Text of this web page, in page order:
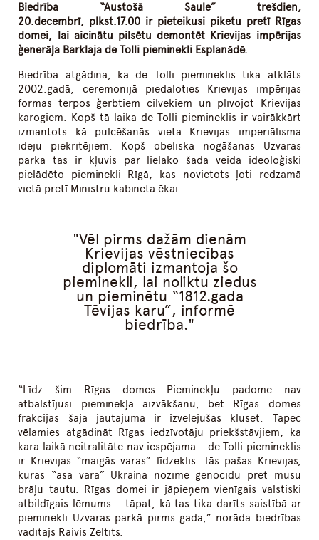
Biedrība “Austošā Saule” trešdien,
20.decembrī, plkst.17.00 ir pieteikusi piketu pretī Rīgas
domei, lai aicinātu pilsētu demontēt Krievijas impērijas
ģenerāļa Barklaja de Tolli pieminekli Esplanādē.
Biedrība atgādina, ka de Tolli piemineklis tika atklāts
2002.gadā, ceremonijā piedaloties Krievijas impērijas
formas tērpos ģērbtiem cilvēkiem un plīvojot Krievijas
karogiem. Kopš tā laika de Tolli piemineklis ir vairākkārt
izmantots kā pulcēšanās vieta Krievijas imperiālisma
ideju piekritējiem. Kopš obeliska nogāšanas Uzvaras
parkā tas ir kļuvis par lielāko šāda veida ideoloģiski
pielādēto pieminekli Rīgā, kas novietots ļoti redzamā
vietā pretī Ministru kabineta ēkai.
Vēl pirms dažām dienām
Krievijas vēstniecības
diplomāti izmantoja šo
pieminekli, lai noliktu ziedus
un pieminētu “1812.gada
Tēvijas karu”, informē
biedrība.
“Līdz šim Rīgas domes Pieminekļu padome nav
atbalstījusi pieminekļa aizvākšanu, bet Rīgas domes
frakcijas šajā jautājumā ir izvēlējušās klusēt. Tāpēc
vēlamies atgādināt Rīgas iedzīvotāju priekšstāvjiem, ka
kara laikā neitralitāte nav iespējama – de Tolli piemineklis
ir Krievijas “maigās varas” līdzeklis. Tās pašas Krievijas,
kuras “asā vara” Ukrainā nozīmē genocīdu pret mūsu
brāļu tautu. Rīgas domei ir jāpieņem vienīgais valstiski
atbildīgais lēmums – tāpat, kā tas tika darīts saistībā ar
pieminekli Uzvaras parkā pirms gada,” norāda biedrības
vadītājs Raivis Zeltīts.